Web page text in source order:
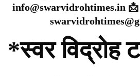
info@swarvidrohtimes.in
*स्वर विद्रोह